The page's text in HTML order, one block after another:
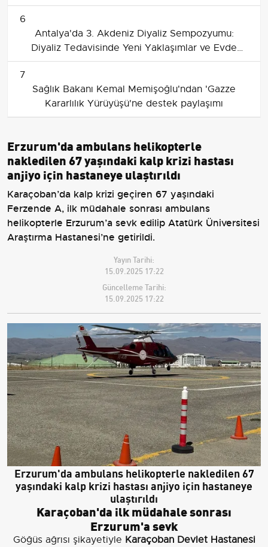
ameliyatla dikildi
6
Antalya'da 3. Akdeniz Diyaliz Sempozyumu:
Diyaliz Tedavisinde Yeni Yaklaşımlar ve Evde
Diyaliz Vurgusu
7
Sağlık Bakanı Kemal Memişoğlu'ndan 'Gazze
Kararlılık Yürüyüşü'ne destek paylaşımı
Erzurum'da ambulans helikopterle
nakledilen 67 yaşındaki kalp krizi hastası
anjiyo için hastaneye ulaştırıldı
Karaçoban’da kalp krizi geçiren 67 yaşındaki
Ferzende A, ilk müdahale sonrası ambulans
helikopterle Erzurum’a sevk edilip Atatürk Üniversitesi
Araştırma Hastanesi’ne getirildi.
Yayın Tarihi:
15.09.2025 17:22
Güncelleme Tarihi:
15.09.2025 17:22
Erzurum'da ambulans helikopterle nakledilen 67
yaşındaki kalp krizi hastası anjiyo için hastaneye
ulaştırıldı
Karaçoban'da ilk müdahale sonrası
Erzurum'a sevk
Göğüs ağrısı şikayetiyle Karaçoban Devlet Hastanesi